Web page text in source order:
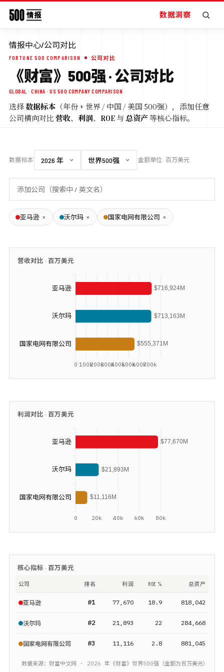
数据洞察
情报中心/公司对比
FORTUNE 500 COMPARISON 公司对比
《财富》500强 · 公司对比
GLOBAL · CHINA · US 500 COMPANY COMPARISON
选择 数据标本 （年份 + 世界 / 中国 / 美国 500强），添加任意
公司横向对比 营收、 利润、 ROE 与 总资产等核心指标。
数据标本 金额单位 百万美元
亚马逊 × 沃尔玛 × 国家电网有限公司 ×
营收对比 · 百万美元
利润对比 · 百万美元
核心指标 · 百万美元
公司 排名 利润 ROE % 总资产
亚马逊 #1 77,670 18.9 818,042
沃尔玛 #2 21,893 22 284,668
国家电网有限公司 #3 11,116 2.8 881,045
数据来源：财富中文网 · 2026 年《财富》 世界500强 （金额为百万美元）